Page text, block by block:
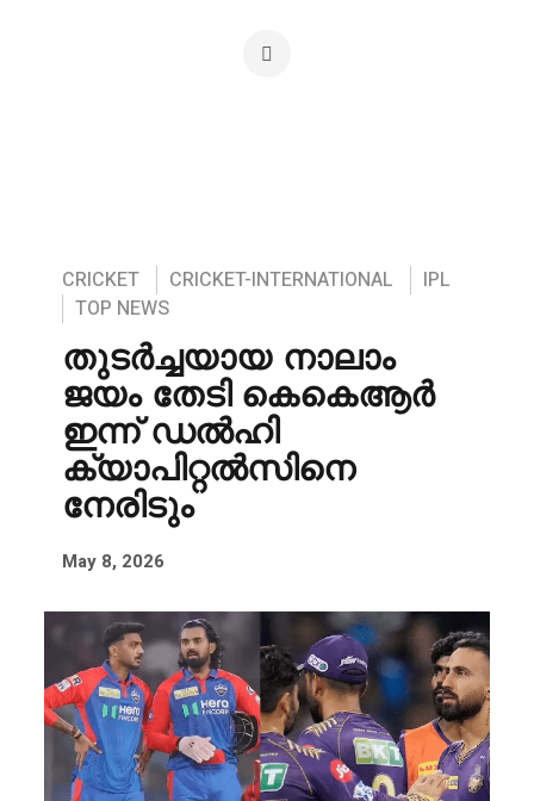
CRICKET CRICKET-INTERNATIONAL
IPL
TOP NEWS
തുടർച്ചയായ നാലാം
ജയം തേടി കെകെആർ
ഇന്ന് ഡൽഹി
ക്യാപിറ്റൽസിനെ
നേരിടും
May 8, 2026